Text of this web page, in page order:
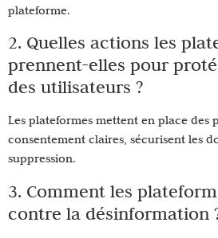
plateforme.
2. Quelles actions les
prennent-elles pour
des utilisateurs ?
Les plateformes mettent en place des
consentement claires, sécurisent les
suppression.
3. Comment les
contre la désinformation